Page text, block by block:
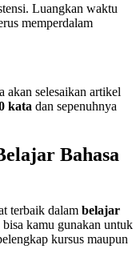
Luangkan waktu
memperdalam
akan selesaikan artikel
kata dan sepenuhnya
Bahasa
terbaik dalam belajar
kamu gunakan untuk
kursus maupun